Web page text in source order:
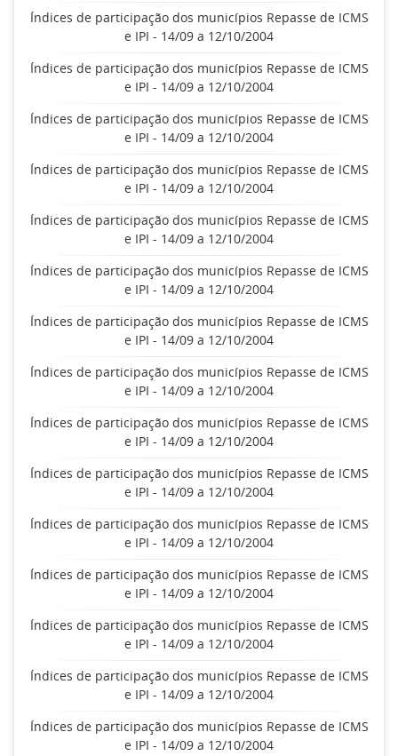
Índices de participação dos municípios Repasse de ICMS
e IPI - 14/09 a 12/10/2004
Índices de participação dos municípios Repasse de ICMS
e IPI - 14/09 a 12/10/2004
Índices de participação dos municípios Repasse de ICMS
e IPI - 14/09 a 12/10/2004
Índices de participação dos municípios Repasse de ICMS
e IPI - 14/09 a 12/10/2004
Índices de participação dos municípios Repasse de ICMS
e IPI - 14/09 a 12/10/2004
Índices de participação dos municípios Repasse de ICMS
e IPI - 14/09 a 12/10/2004
Índices de participação dos municípios Repasse de ICMS
e IPI - 14/09 a 12/10/2004
Índices de participação dos municípios Repasse de ICMS
e IPI - 14/09 a 12/10/2004
Índices de participação dos municípios Repasse de ICMS
e IPI - 14/09 a 12/10/2004
Índices de participação dos municípios Repasse de ICMS
e IPI - 14/09 a 12/10/2004
Índices de participação dos municípios Repasse de ICMS
e IPI - 14/09 a 12/10/2004
Índices de participação dos municípios Repasse de ICMS
e IPI - 14/09 a 12/10/2004
Índices de participação dos municípios Repasse de ICMS
e IPI - 14/09 a 12/10/2004
Índices de participação dos municípios Repasse de ICMS
e IPI - 14/09 a 12/10/2004
Índices de participação dos municípios Repasse de ICMS
e IPI - 14/09 a 12/10/2004